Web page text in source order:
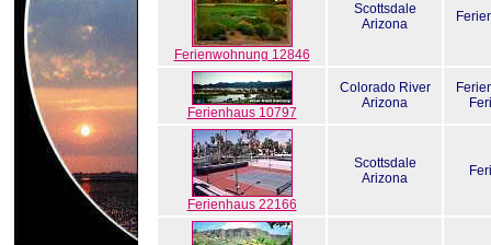
Ferienwohnung 12846
Scottsdale
Arizona
Ferienhaus 10797
Colorado River
Arizona
Ferienhaus 22166
Scottsdale
Arizona